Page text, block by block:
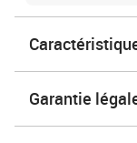
Garantie